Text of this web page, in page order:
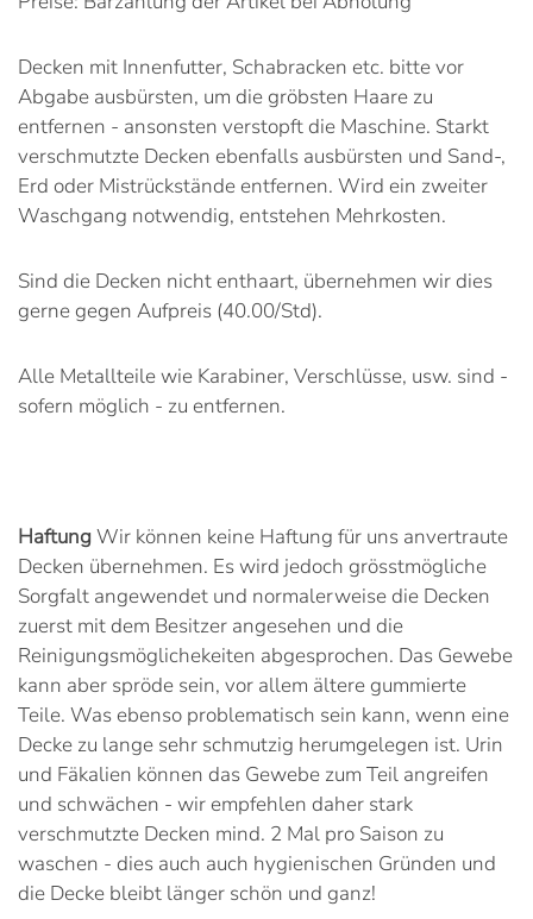
Decken mit Innenfutter, Schabracken etc. bitte vor
Abgabe ausbürsten, um die gröbsten Haare zu
entfernen - ansonsten verstopft die Maschine. Starkt
verschmutzte Decken ebenfalls ausbürsten und Sand-,
Erd oder Mistrückstände entfernen. Wird ein zweiter
Waschgang notwendig, entstehen Mehrkosten.
Sind die Decken nicht enthaart, übernehmen wir dies
gerne gegen Aufpreis (40.00/Std).
Alle Metallteile wie Karabiner, Verschlüsse, usw. sind -
sofern möglich - zu entfernen.
HaftungWir können keine Haftung für uns anvertraute
Decken übernehmen. Es wird jedoch grösstmögliche
Sorgfalt angewendet und normalerweise die Decken
zuerst mit dem Besitzer angesehen und die
Reinigungsmöglichekeiten abgesprochen. Das Gewebe
kann aber spröde sein, vor allem ältere gummierte
Teile. Was ebenso problematisch sein kann, wenn eine
Decke zu lange sehr schmutzig herumgelegen ist. Urin
und Fäkalien können das Gewebe zum Teil angreifen
und schwächen - wir empfehlen daher stark
verschmutzte Decken mind. 2 Mal pro Saison zu
waschen - dies auch auch hygienischen Gründen und
die Decke bleibt länger schön und ganz!